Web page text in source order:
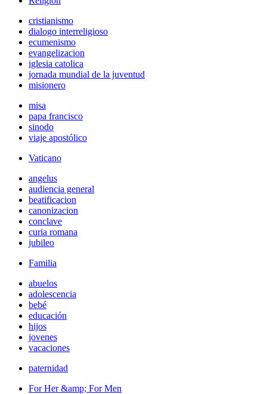
cristianismo
dialogo interreligioso
ecumenismo
evangelizacion
iglesia catolica
jornada mundial de la juventud
misionero
misa
papa francisco
sinodo
viaje apostólico
Vaticano
angelus
audiencia general
beatificacion
canonizacion
conclave
curia romana
jubileo
Familia
abuelos
adolescencia
bebé
educación
hijos
jovenes
vacaciones
paternidad
For Her &amp; For Men